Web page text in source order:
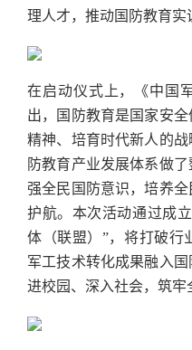
理人才，推动国防教育实
在启动仪式上，《中国
出，国防教育是国家安
精神、培育时代新人的
防教育产业发展体系做
强全民国防意识，培养
护航。本次活动通过成
体（联盟）”，将打破行
军工技术转化成果融入
进校园、深入社会，筑牢